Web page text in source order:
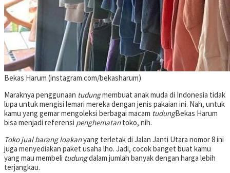
Bekas Harum (instagram.com/bekasharum)
Maraknya penggunaan tudungmembuat anak muda di Indonesia tidak
lupa untuk mengisi lemari mereka dengan jenis pakaian ini. Nah, untuk
kamu yang gemar mengoleksi berbagai macam tudungBekas Harum
bisa menjadi referensi penghematantoko, nih.
Toko jual barang loakanyang terletak di Jalan Janti Utara nomor 8 ini
juga menyediakan paket usaha lho. Jadi, cocok banget buat kamu
yang mau membeli tudungdalam jumlah banyak dengan harga lebih
terjangkau.